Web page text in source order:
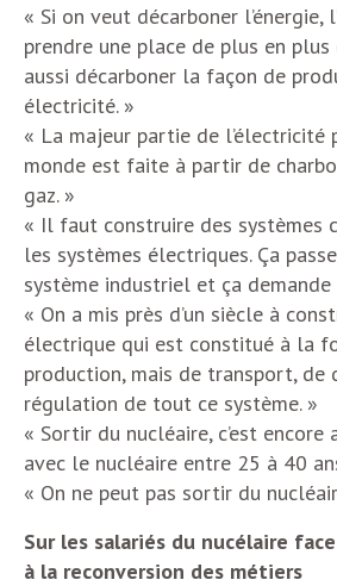
« Si on veut décarboner l’énergie,
prendre une place de plus en
aussi décarboner la façon de
électricité. »
« La majeur partie de l’électricité
monde est faite à partir de
gaz. »
« Il faut construire des systèmes
les systèmes électriques. Ça
système industriel et ça demande
« On a mis près d’un siècle à
électrique qui est constitué à la
production, mais de transport,
régulation de tout ce système. »
« Sortir du nucléaire, c’est encore
avec le nucléaire entre 25 à 40
« On ne peut pas sortir du
Sur les salariés du nucélaire
à la reconversion des métiers